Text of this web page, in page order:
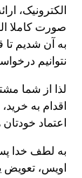
الکترونیک،
صورت کاملا
به آن شدیم تا
نتوانیم
لذا از شما
اقدام به
اعتماد
به لطف خدا
اویس، تعویض